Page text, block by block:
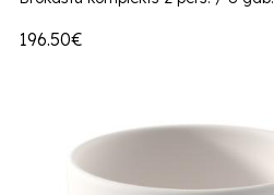
196.50€